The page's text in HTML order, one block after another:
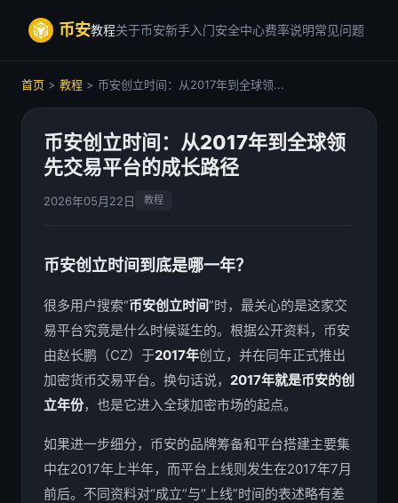
币安教程关于币安新手入门安全中心费率说明常见问题
首页 > 教程 > 币安创立时间：从2017年到全球领...
币安创立时间：从2017年到全球领
先交易平台的成长路径
2026年05月22日 教程
币安创立时间到底是哪一年？
很多用户搜索“币安创立时间”时，最关心的是这家交
易平台究竟是什么时候诞生的。根据公开资料，币安
由赵长鹏（CZ）于2017年创立，并在同年正式推出
加密货币交易平台。换句话说， 2017年就是币安的创
立年份，也是它进入全球加密市场的起点。
如果进一步细分，币安的品牌筹备和平台搭建主要集
中在2017年上半年，而平台上线则发生在2017年7月
前后。不同资料对“成立”与“上线”时间的表述略有差